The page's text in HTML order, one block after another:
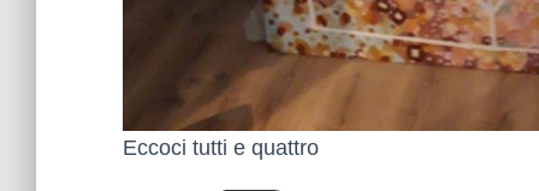
Eccoci tutti e quattro